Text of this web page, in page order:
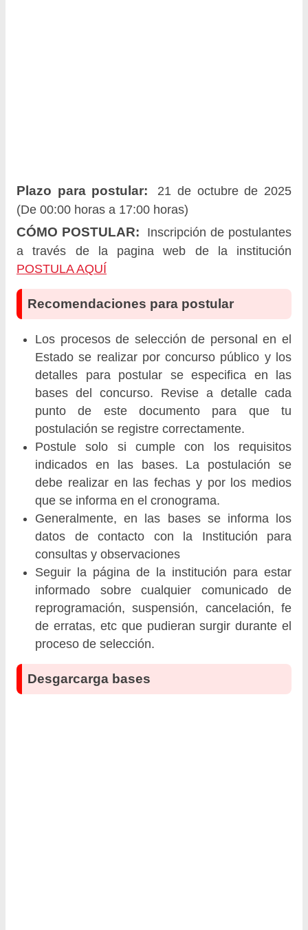
Plazo para postular:
21 de octubre de 2025
(De 00:00 horas a 17:00 horas)
CÓMO POSTULAR:
Inscripción de postulantes
a través de la pagina web de la institución
POSTULA AQUÍ
Recomendaciones para postular
Los procesos de selección de personal en el
Estado se realizar por concurso público y los
detalles para postular se especifica en las
bases del concurso. Revise a detalle cada
punto de este documento para que tu
postulación se registre correctamente.
Postule solo si cumple con los requisitos
indicados en las bases. La postulación se
debe realizar en las fechas y por los medios
que se informa en el cronograma.
Generalmente, en las bases se informa los
datos de contacto con la Institución para
consultas y observaciones
Seguir la página de la institución para estar
informado sobre cualquier comunicado de
reprogramación, suspensión, cancelación, fe
de erratas, etc que pudieran surgir durante el
proceso de selección.
Desgarcarga bases